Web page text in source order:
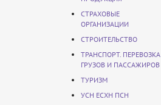
СТРАХОВЫЕ
ОРГАНИЗАЦИИ
СТРОИТЕЛЬСТВО
ТРАНСПОРТ. ПЕРЕВОЗКА
ГРУЗОВ И ПАССАЖИРОВ
ТУРИЗМ
УСН ЕСХН ПСН